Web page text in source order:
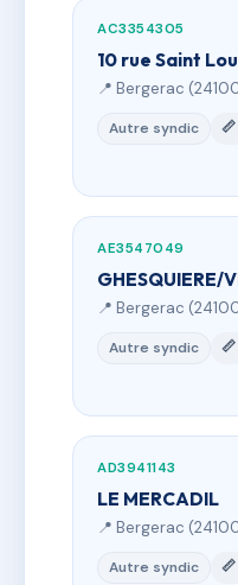
AC3354305
10 rue Saint
📍 Bergerac
Autre syndic
AE3547049
GHESQUIERE/
📍 Bergerac
Autre syndic
AD3941143
LE MERCADIL
📍 Bergerac
Autre syndic